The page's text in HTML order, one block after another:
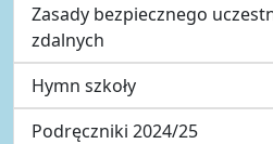
Zasady bezpiecznego
zdalnych
Hymn szkoły
Podręczniki 2024/25